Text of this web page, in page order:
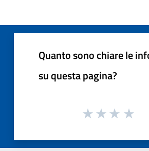
Quanto sono chiare le
su questa pagina?